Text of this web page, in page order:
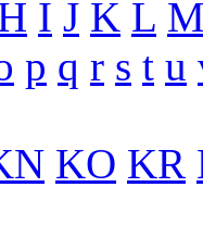
I J K L
p q r s t u
KO KR